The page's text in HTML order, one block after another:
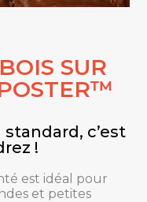
SUR
c’est
!
est idéal pour
et petites